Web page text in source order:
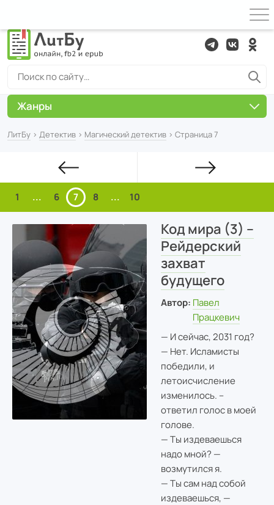
ЛитБу › Детектив › Магический детектив › Страница 7
1 ... 6 7 8 ... 10
Код мира (3) –
Рейдерский
захват
будущего
Автор: Павел
Працкевич
— И сейчас, 2031 год?
— Нет. Исламисты
победили, и
летоисчисление
изменилось. –
ответил голос в моей
голове.
— Ты издеваешься
надо мной? —
возмутился я.
— Ты сам над собой
издеваешься, —
Жанры